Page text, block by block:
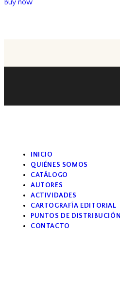
Buy now
INICIO
QUIÉNES SOMOS
CATÁLOGO
AUTORES
ACTIVIDADES
CARTOGRAFÍA EDITORIAL
PUNTOS DE DISTRIBUCIÓN
CONTACTO